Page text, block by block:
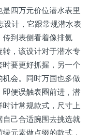
四万元价位潜水表里
设计，它跟常规潜水表
到表侧看着像排氦
，该设计对于潜水专
要更好抓握，另一个
会。同时万国也多做
便误触表圈前进，潜
计常规款式，尺寸上
自己合适腕围去挑选就
元素做点缀的款式，